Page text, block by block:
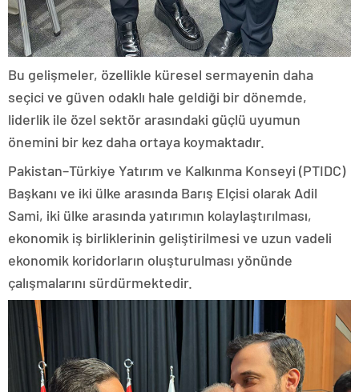
Bu gelişmeler, özellikle küresel sermayenin daha
seçici ve güven odaklı hale geldiği bir dönemde,
liderlik ile özel sektör arasındaki güçlü uyumun
önemini bir kez daha ortaya koymaktadır.
Pakistan–Türkiye Yatırım ve Kalkınma Konseyi (PTIDC)
Başkanı ve iki ülke arasında Barış Elçisi olarak Adil
Sami, iki ülke arasında yatırımın kolaylaştırılması,
ekonomik iş birliklerinin geliştirilmesi ve uzun vadeli
ekonomik koridorların oluşturulması yönünde
çalışmalarını sürdürmektedir.